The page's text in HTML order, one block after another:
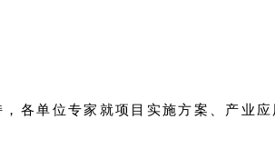
各单位专家就项目实施方案、产业应